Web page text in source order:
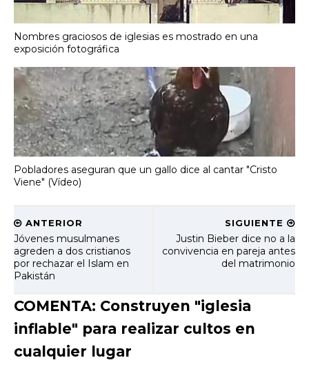
Nombres graciosos de iglesias es mostrado en una
exposición fotográfica
Pobladores aseguran que un gallo dice al cantar "Cristo
Viene" (Vídeo)
SIGUIENTE
Justin Bieber dice no a la
convivencia en pareja antes
del matrimonio
ANTERIOR
Jóvenes musulmanes
agreden a dos cristianos
por rechazar el Islam en
Pakistán
COMENTA: Construyen "iglesia
inflable" para realizar cultos en
cualquier lugar